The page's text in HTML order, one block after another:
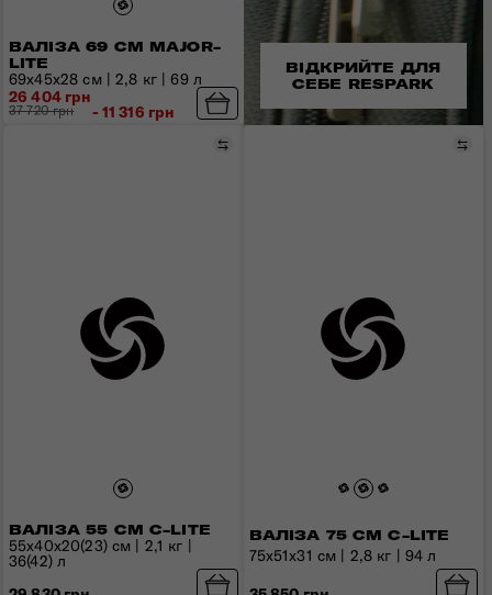
ВАЛІЗА 69 СМ MAJOR-
LITE
69x45x28 см | 2,8 кг | 69 л
26 404 грн
37 720 грн - 11 316 грн
ВАЛІЗА 55 СМ C-LITE
Порівняти
55х40х20(23) см | 2,1 кг |
36(42) л
ВАЛІЗА 75 СМ C-LITE
75x51x31 см | 2,8 кг | 94 л
ВІДКРИЙТЕ ДЛЯ
СЕБЕ RESPARK